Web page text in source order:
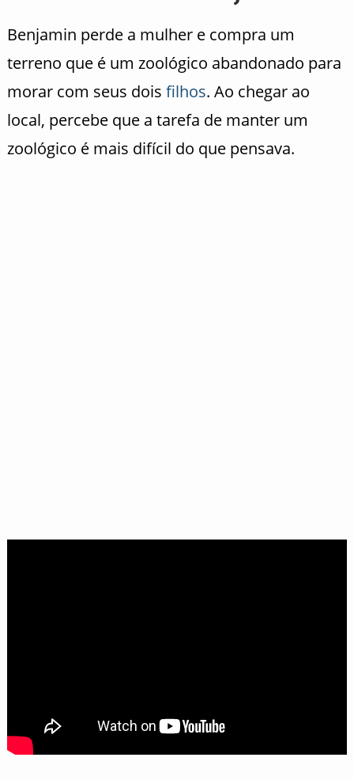
Benjamin perde a mulher e compra um
terreno que é um zoológico abandonado para
morar com seus dois filhos. Ao chegar ao
local, percebe que a tarefa de manter um
zoológico é mais difícil do que pensava.